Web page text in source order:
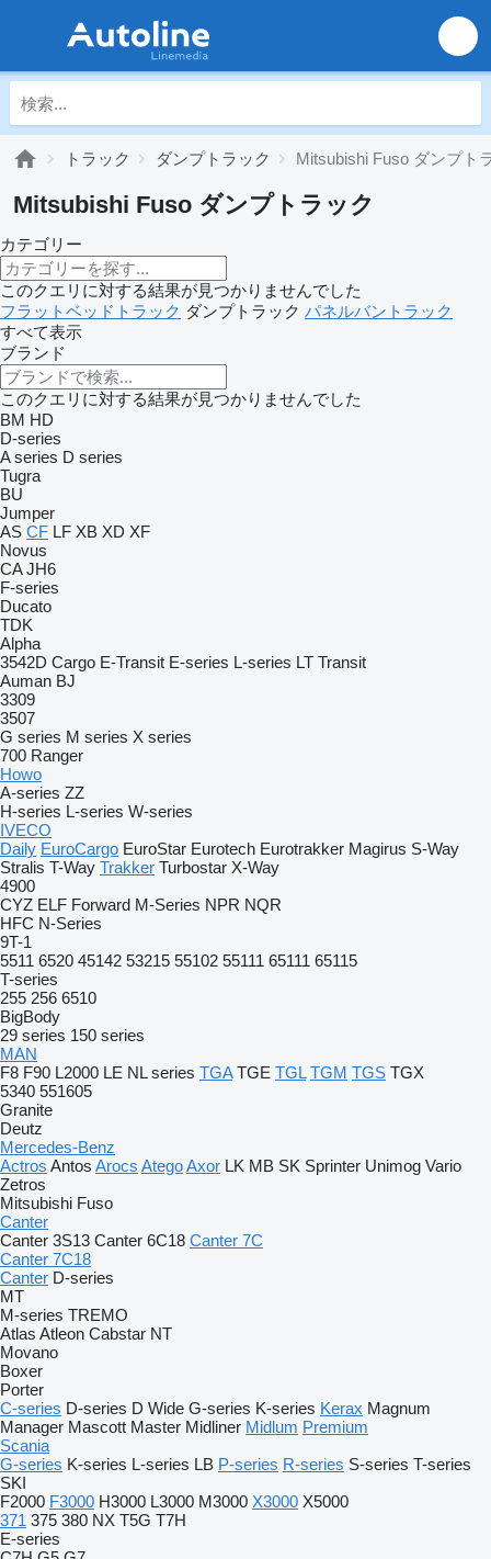
トラック ダンプトラック Mitsubishi Fuso ダンプト
Mitsubishi Fuso ダンプトラック
カテゴリー
このクエリに対する結果が見つかりませんでした
フラットベッドトラック ダンプトラック パネルバントラック
すべて表示
ブランド
このクエリに対する結果が見つかりませんでした
BM HD
D-series
A series D series
Tugra
BU
Jumper
AS CF LF XB XD XF
Novus
CA JH6
F-series
Ducato
TDK
Alpha
3542D Cargo E-Transit E-series L-series LT Transit
Auman BJ
3309
3507
G series M series X series
700 Ranger
Howo
A-series ZZ
H-series L-series W-series
IVECO
Daily EuroCargo EuroStar Eurotech Eurotrakker Magirus S-Way
Stralis T-Way Trakker Turbostar X-Way
4900
CYZ ELF Forward M-Series NPR NQR
HFC N-Series
9T-1
5511 6520 45142 53215 55102 55111 65111 65115
T-series
255 256 6510
BigBody
29 series 150 series
MAN
F8 F90 L2000 LE NL series TGA TGE TGL TGM TGS TGX
5340 551605
Granite
Deutz
Mercedes-Benz
Actros Antos Arocs AtegoAxor LK MB SK Sprinter Unimog Vario
Zetros
Mitsubishi Fuso
Canter
Canter 3S13 Canter 6C18 Canter 7C
Canter 7C18
Canter D-series
MT
M-series TREMO
Atlas Atleon Cabstar NT
Movano
Boxer
Porter
C-series D-series D Wide G-series K-series Kerax Magnum
Manager Mascott Master Midliner Midlum Premium
Scania
G-series K-series L-series LB P-series R-series S-series T-series
SKI
F2000 F3000 H3000 L3000 M3000 X3000 X5000
371 375 380 NX T5G T7H
E-series